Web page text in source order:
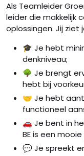
Als Teamleider
leider die makkelijk
oplossingen. Jij
🎓 Je hebt
denkniveau;
🌳 Je brengt
hebt bij
🤝 Je hebt
functioneel
🚗 Je bent in
BE is een
💬 Je spreekt